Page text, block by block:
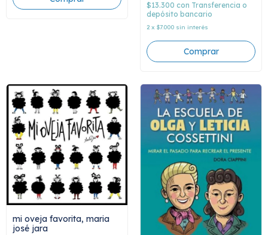
$13.300 con Transferencia o
depósito bancario
2 x $7.000 sin interés
mi oveja favorita, maria
josé jara